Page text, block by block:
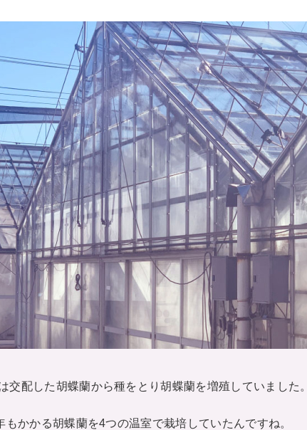
配した胡蝶蘭から種をとり胡蝶蘭を増殖していました。
かかる胡蝶蘭を4つの温室で栽培していたんですね。